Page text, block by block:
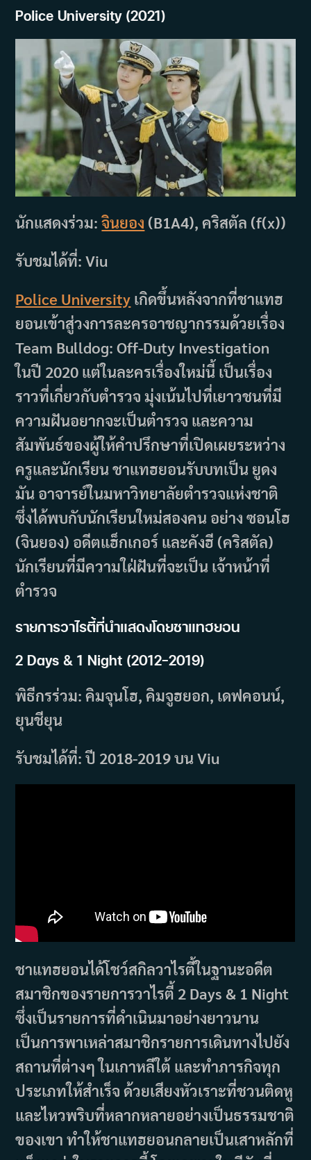
Police University (2021)
นักแสดงร่วม:จินยอง (B1A4), คริสตัล (f(x))
รับชมได้ที่: Viu
Police University เกิดขึ้นหลังจากที่ชาแทฮ
ยอนเข้าสู่วงการละครอาชญากรรมด้วยเรื่อง
Team Bulldog: Off-Duty Investigation
ในปี 2020 แต่ในละครเรื่องใหม่นี้ เป็นเรื่อง
ราวที่เกี่ยวกับตำรวจ มุ่งเน้นไปที่เยาวชนที่มี
ความฝันอยากจะเป็นตำรวจ และความ
สัมพันธ์ของผู้ให้คำปรึกษาที่เปิดเผยระหว่าง
ครูและนักเรียน ชาแทฮยอนรับบทเป็น ยูดง
มัน อาจารย์ในมหาวิทยาลัยตำรวจแห่งชาติ
ซึ่งได้พบกับนักเรียนใหม่สองคน อย่าง ซอนโฮ
(จินยอง) อดีตแฮ็กเกอร์ และคังฮี (คริสตัล)
นักเรียนที่มีความใฝ่ฝันที่จะเป็น เจ้าหน้าที่
ตำรวจ
รายการวาไรตี้ที่นำแสดงโดยชาแทฮยอน
2 Days & 1 Night (2012-2019)
พิธีกรร่วม: คิมจุนโฮ, คิมจูฮยอก, เดฟคอนน์,
ยุนชียุน
รับชมได้ที่: ปี 2018-2019 บน Viu
ชาแทฮยอนได้โชว์สกิลวาไรตี้ในฐานะอดีต
สมาชิกของรายการวาไรตี้ 2 Days & 1 Night
ซึ่งเป็นรายการที่ดำเนินมาอย่างยาวนาน
เป็นการพาเหล่าสมาชิกรายการเดินทางไปยัง
สถานที่ต่างๆ ในเกาหลีใต้ และทำภารกิจทุก
ประเภทให้สำเร็จ ด้วยเสียงหัวเราะที่ชวนติดหู
และไหวพริบที่หลากหลายอย่างเป็นธรรมชาติ
ของเขา ทำให้ชาแทฮยอนกลายเป็นเสาหลักที่